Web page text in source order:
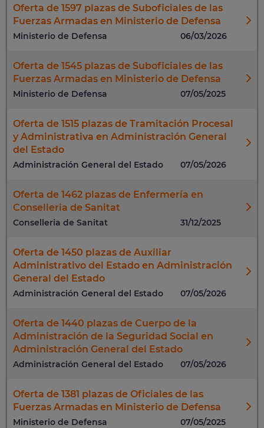
Oferta de 1597 plazas de Suboficiales de las
Fuerzas Armadas en Ministerio de Defensa
Ministerio de Defensa 06/03/2026
Oferta de 1545 plazas de Suboficiales de las
Fuerzas Armadas en Ministerio de Defensa
Ministerio de Defensa 07/05/2025
Oferta de 1515 plazas de Tramitación Procesal
y Administrativa en Administración General
del Estado
Administración General del Estado 07/05/2026
Oferta de 1462 plazas de Enfermería en
Conselleria de Sanitat
Conselleria de Sanitat 31/12/2025
Oferta de 1450 plazas de Auxiliar
Administrativo del Estado en Administración
General del Estado
Administración General del Estado 07/05/2026
Oferta de 1440 plazas de Cuerpo de la
Administración de la Seguridad Social en
Administración General del Estado
Administración General del Estado 07/05/2026
Oferta de 1381 plazas de Oficiales de las
Fuerzas Armadas en Ministerio de Defensa
Ministerio de Defensa 07/05/2025